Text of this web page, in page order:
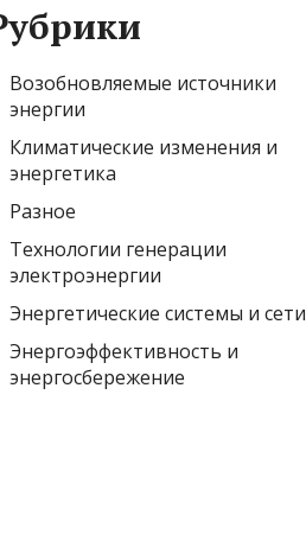
Возобновляемые источники
энергии
Климатические изменения и
энергетика
Разное
Технологии генерации
электроэнергии
Энергетические системы и сети
Энергоэффективность и
энергосбережение